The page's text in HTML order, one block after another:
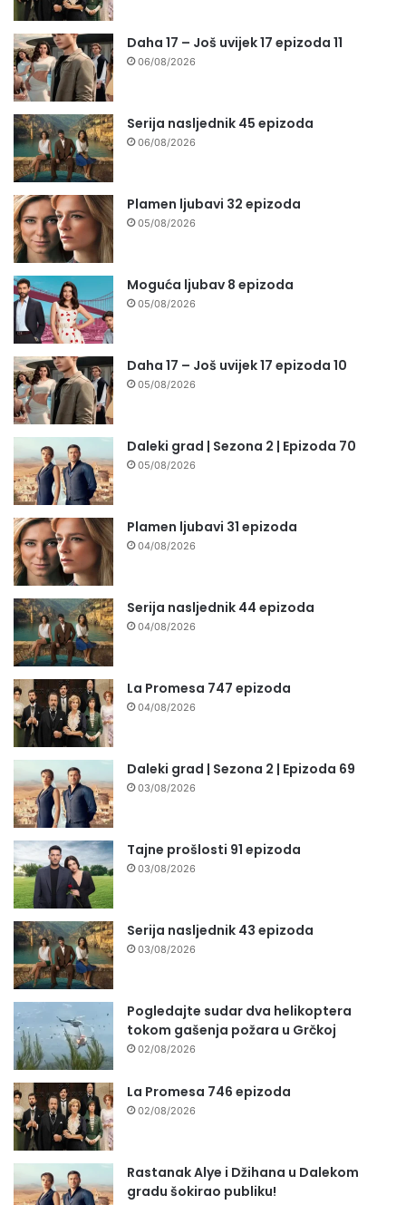
Daha 17 – Još uvijek 17 epizoda 11
06/08/2026
Serija nasljednik 45 epizoda
06/08/2026
Plamen ljubavi 32 epizoda
05/08/2026
Moguća ljubav 8 epizoda
05/08/2026
Daha 17 – Još uvijek 17 epizoda 10
05/08/2026
Daleki grad | Sezona 2 | Epizoda 70
05/08/2026
Plamen ljubavi 31 epizoda
04/08/2026
Serija nasljednik 44 epizoda
04/08/2026
La Promesa 747 epizoda
04/08/2026
Daleki grad | Sezona 2 | Epizoda 69
03/08/2026
Tajne prošlosti 91 epizoda
03/08/2026
Serija nasljednik 43 epizoda
03/08/2026
Pogledajte sudar dva helikoptera
tokom gašenja požara u Grčkoj
02/08/2026
La Promesa 746 epizoda
02/08/2026
Rastanak Alye i Džihana u Dalekom
gradu šokirao publiku!